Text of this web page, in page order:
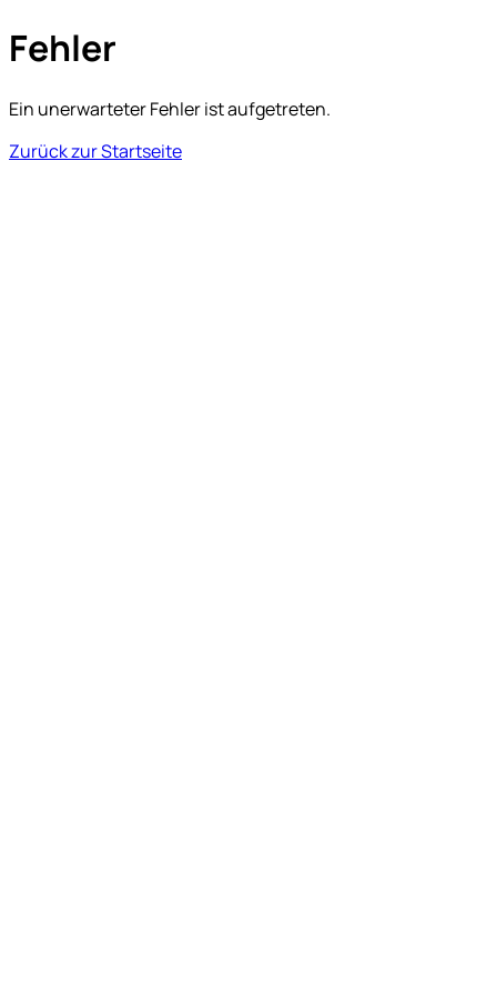
Fehler
Ein unerwarteter Fehler ist aufgetreten.
Zurück zur Startseite